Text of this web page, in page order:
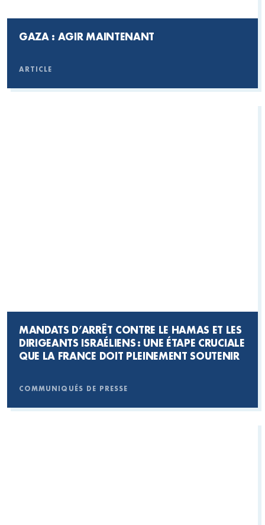
GAZA : AGIR MAINTENANT
ARTICLE
MANDATS D’ARRÊT CONTRE LE HAMAS ET LES
DIRIGEANTS ISRAÉLIENS : UNE ÉTAPE CRUCIALE
QUE LA FRANCE DOIT PLEINEMENT SOUTENIR
COMMUNIQUÉS DE PRESSE